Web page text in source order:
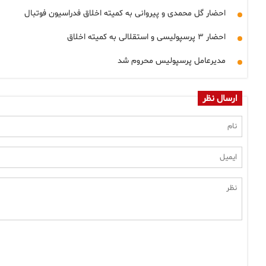
احضار گل محمدی و پیروانی به کمیته اخلاق فدراسیون فوتبال
احضار ۳ پرسپولیسی و استقلالی به کمیته اخلاق
مدیرعامل پرسپولیس محروم شد
ارسال نظر